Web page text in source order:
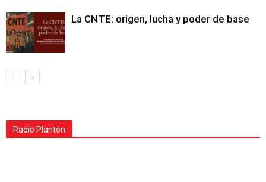
La CNTE: origen, lucha y poder de base
Radio Plantón